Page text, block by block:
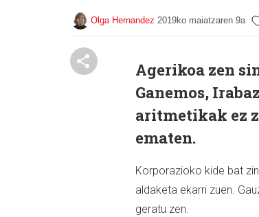
Olga Hernandez 2019ko maiatzaren 9a
Agerikoa zen
Ganemos,
aritmetikak ez
ematen.
Korporazioko kide bat
aldaketa ekarri zuen.
geratu zen.